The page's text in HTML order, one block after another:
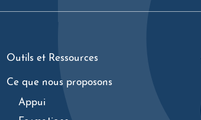
Outils et Ressources
Ce que nous proposons
Appui